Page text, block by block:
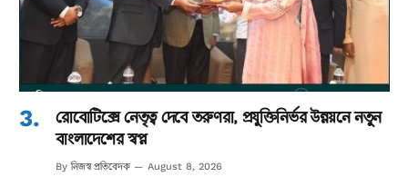
রোবোটিক্সে নেতৃত্ব দেবে তরুণরা, প্রযুক্তিনির্ভর উন্নয়নে নতুন
বাংলাদেশের স্বপ্ন
By নিজস্ব প্রতিবেদক August 8, 2026